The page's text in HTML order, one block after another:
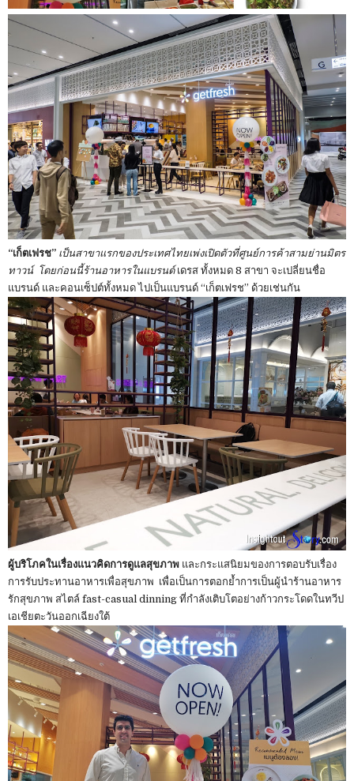
“เก็ตเฟรช” เป็นสาขาแรกของประเทศไทยเพ่งเปิดตัวที่ศูนย์การค้าสามย่านมิตร
ทาวน์ โดยก่อนนี้ร้านอาหารในแบรนด์ เดรส ทั้งหมด 8 สาขา จะเปลี่ยนชื่อ
แบรนด์ และคอนเซ็ปต์ทั้งหมด ไปเป็นแบรนด์ “เก็ตเฟรช” ด้วยเช่นกัน
ผู้บริโภคในเรื่องแนวคิดการดูแลสุขภาพ และกระแสนิยมของการตอบรับเรื่อง
การรับประทานอาหารเพื่อสุขภาพ เพื่อเป็นการตอกย้ำการเป็นผู้นำร้านอาหาร
รักสุขภาพ สไตล์ fast-casual dinning ที่กำลังเติบโตอย่างก้าวกระโดดในทวีป
เอเชียตะวันออกเฉียงใต้